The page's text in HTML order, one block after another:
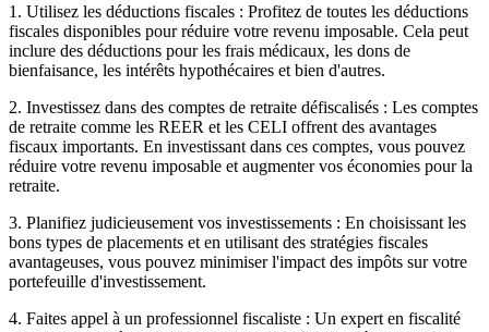
1. Utilisez les déductions fiscales : Profitez de toutes les déductions
fiscales disponibles pour réduire votre revenu imposable. Cela peut
inclure des déductions pour les frais médicaux, les dons de
bienfaisance, les intérêts hypothécaires et bien d'autres.
2. Investissez dans des comptes de retraite défiscalisés : Les comptes
de retraite comme les REER et les CELI offrent des avantages
fiscaux importants. En investissant dans ces comptes, vous pouvez
réduire votre revenu imposable et augmenter vos économies pour la
retraite.
3. Planifiez judicieusement vos investissements : En choisissant les
bons types de placements et en utilisant des stratégies fiscales
avantageuses, vous pouvez minimiser l'impact des impôts sur votre
portefeuille d'investissement.
4. Faites appel à un professionnel fiscaliste : Un expert en fiscalité